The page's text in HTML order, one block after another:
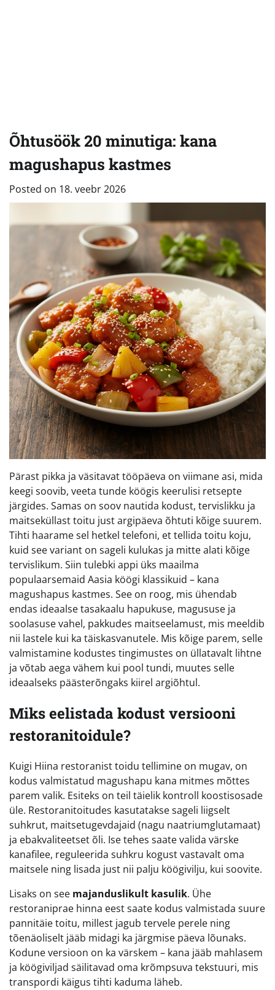
Õhtusöök 20 minutiga: kana
magushapus kastmes
Posted on 18. veebr 2026
Pärast pikka ja väsitavat tööpäeva on viimane asi, mida
keegi soovib, veeta tunde köögis keerulisi retsepte
järgides. Samas on soov nautida kodust, tervislikku ja
maitseküllast toitu just argipäeva õhtuti kõige suurem.
Tihti haarame sel hetkel telefoni, et tellida toitu koju,
kuid see variant on sageli kulukas ja mitte alati kõige
tervislikum. Siin tulebki appi üks maailma
populaarsemaid Aasia köögi klassikuid – kana
magushapus kastmes. See on roog, mis ühendab
endas ideaalse tasakaalu hapukuse, magususe ja
soolasuse vahel, pakkudes maitseelamust, mis meeldib
nii lastele kui ka täiskasvanutele. Mis kõige parem, selle
valmistamine kodustes tingimustes on üllatavalt lihtne
ja võtab aega vähem kui pool tundi, muutes selle
ideaalseks päästerõngaks kiirel argiõhtul.
Miks eelistada kodust versiooni
restoranitoidule?
Kuigi Hiina restoranist toidu tellimine on mugav, on
kodus valmistatud magushapu kana mitmes mõttes
parem valik. Esiteks on teil täielik kontroll koostisosade
üle. Restoranitoitudes kasutatakse sageli liigselt
suhkrut, maitsetugevdajaid (nagu naatriumglutamaat)
ja ebakvaliteetset õli. Ise tehes saate valida värske
kanafilee, reguleerida suhkru kogust vastavalt oma
maitsele ning lisada just nii palju köögivilju, kui soovite.
Lisaks on see majanduslikult kasulik. Ühe
restoraniprae hinna eest saate kodus valmistada suure
pannitäie toitu, millest jagub tervele perele ning
tõenäoliselt jääb midagi ka järgmise päeva lõunaks.
Kodune versioon on ka värskem – kana jääb mahlasem
ja köögiviljad säilitavad oma krõmpsuva tekstuuri, mis
transpordi käigus tihti kaduma läheb.